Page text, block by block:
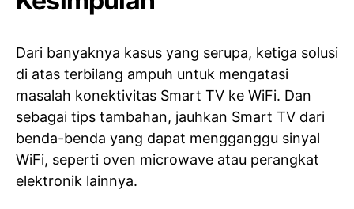
Dari banyaknya kasus yang serupa, ketiga solusi
di atas terbilang ampuh untuk mengatasi
masalah konektivitas Smart TV ke WiFi. Dan
sebagai tips tambahan, jauhkan Smart TV dari
benda-benda yang dapat mengganggu sinyal
WiFi, seperti oven microwave atau perangkat
elektronik lainnya.